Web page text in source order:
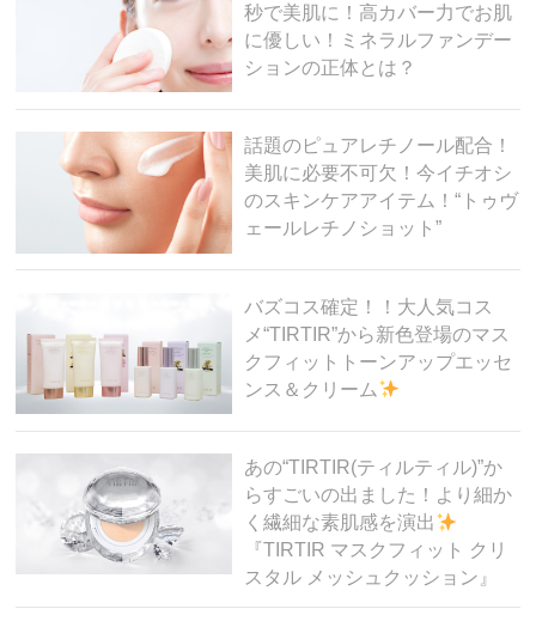
秒で美肌に！高カバー力でお肌
に優しい！ミネラルファンデー
ションの正体とは？
話題のピュアレチノール配合！
美肌に必要不可欠！今イチオシ
のスキンケアアイテム！“トゥヴ
ェールレチノショット”
バズコス確定！！大人気コス
メ“TIRTIR”から新色登場のマス
クフィットトーンアップエッセ
ンス＆クリーム
あの“TIRTIR(ティルティル)”か
らすごいの出ました！より細か
く繊細な素肌感を演出
『TIRTIR マスクフィット クリ
スタル メッシュクッション』